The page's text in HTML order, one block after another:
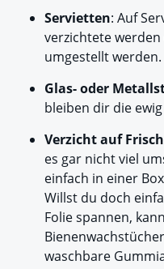
Servietten: Auf
verzichtete
umgestellt werden.
Glas- oder
bleiben dir die
Verzicht auf
es gar nicht viel
einfach in einer
Willst du doch
Folie spannen,
waschbare